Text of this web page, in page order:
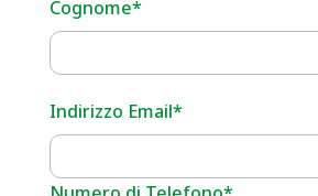
Cognome*
Indirizzo Email*